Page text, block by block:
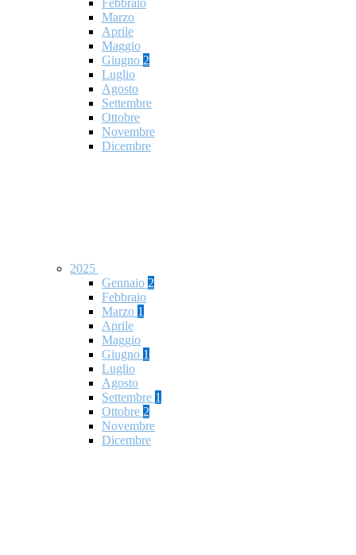
Febbraio
Marzo
Aprile
Maggio
Giugno 2
Luglio
Agosto
Settembre
Ottobre
Novembre
Dicembre
2025
Gennaio 2
Febbraio
Marzo 1
Aprile
Maggio
Giugno 1
Luglio
Agosto
Settembre 1
Ottobre 2
Novembre
Dicembre